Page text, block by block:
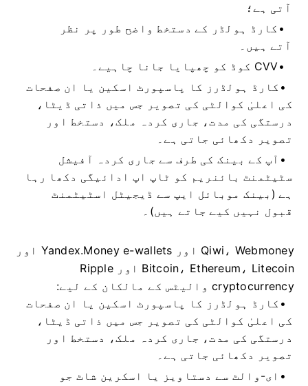
آتی ہے؛
کارڈ ہولڈر کے دستخط واضح طور پر نظر
آتے ہیں۔
CVV کوڈ کو چھپایا جانا چاہیے۔
کارڈ ہولڈرز کا پاسپورٹ اسکین یا ان صفحات
کی اعلیٰ کوالٹی کی تصویر جس میں ذاتی ڈیٹا،
درستگی کی مدت، جاری کردہ ملک، دستخط اور
تصویر دکھائی جاتی ہے۔
آپ کے بینک کی طرف سے جاری کردہ آفیشل
سٹیٹمنٹ بائنریم کو ٹاپ اپ ادائیگی دکھا رہا
ہے (بینک موبائل ایپ سے ڈیجیٹل اسٹیٹمنٹ
قبول نہیں کیے جاتے ہیں)۔
Qiwi، Webmoney اور Yandex.Money e-wallets اور
Bitcoin، Ethereum، Litecoin اور Ripple
cryptocurrency والیٹس کے مالکان کے لیے:
کارڈ ہولڈرز کا پاسپورٹ اسکین یا ان صفحات
کی اعلیٰ کوالٹی کی تصویر جس میں ذاتی ڈیٹا،
درستگی کی مدت، جاری کردہ ملک، دستخط اور
تصویر دکھائی جاتی ہے۔
ای-والٹ سے دستاویز یا اسکرین شاٹ جو